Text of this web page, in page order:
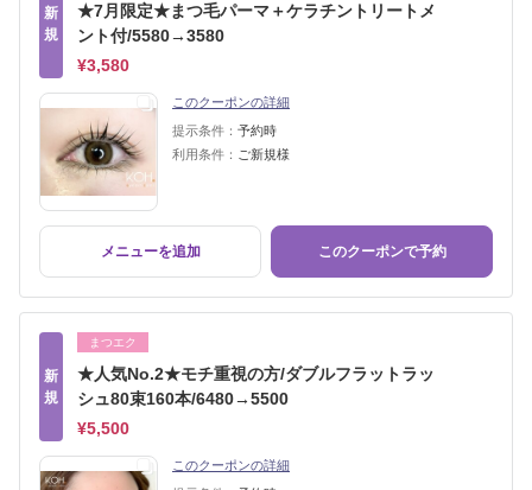
新
規
★7月限定★まつ毛パーマ＋ケラチントリートメ
ント付/5580→3580
¥3,580
このクーポンの詳細
提示条件： 予約時
利用条件： ご新規様
メニューを追加 このクーポンで予約
新
規
まつエク
★人気No.2★モチ重視の方/ダブルフラットラッ
シュ80束160本/6480→5500
¥5,500
このクーポンの詳細